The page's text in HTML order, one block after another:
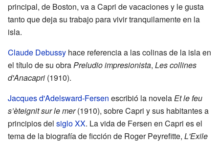
principal, de Boston, va a Capri de vacaciones y le gusta
tanto que deja su trabajo para vivir tranquilamente en la
isla.
Claude Debussy hace referencia a las colinas de la isla en
el título de su obraPreludio impresionista, Les collines
d'Anacapri (1910).
Jacques d'Adelsward-Fersen escribió la novelaEt le feu
s’èteignit sur le mer(1910), sobre Capri y sus habitantes a
principios del siglo XX. La vida de Fersen en Capri es el
tema de la biografía de ficción de Roger Peyrefitte, L'Exile